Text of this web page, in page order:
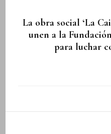
La obra social ‘La
unen a la
para luchar